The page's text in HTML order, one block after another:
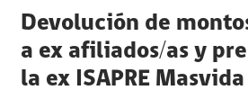
Devolución de
a ex afiliados/as y
la ex ISAPRE Masvida